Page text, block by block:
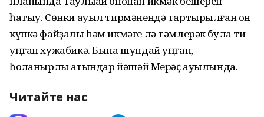
һатыу. Сөнки ауыл тирмәнендә тартырылған он
күпкә файҙалы һәм икмәге лә тәмлерәк була ти
уңған хужабикә. Бына шундай уңған,
һоҡланырлыҡ ҡатындар йәшәй Мерәҫ ауылында.
Читайте нас